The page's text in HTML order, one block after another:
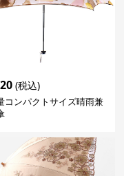
(税込)
コンパクトサイズ晴雨兼